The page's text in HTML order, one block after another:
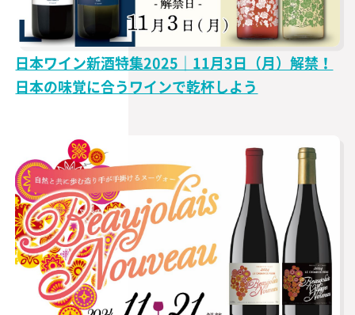
日本ワイン新酒特集2025｜11月3日（月）解禁！
日本の味覚に合うワインで乾杯しよう